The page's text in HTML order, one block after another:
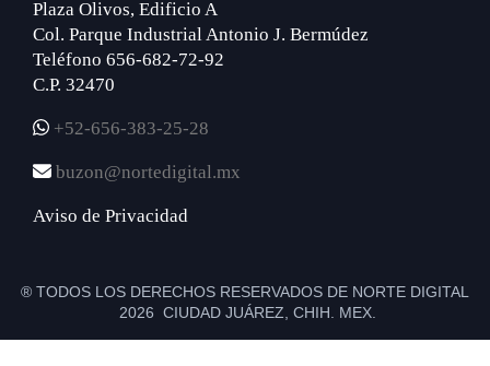
Plaza Olivos, Edificio A
Col. Parque Industrial Antonio J. Bermúdez
Teléfono 656-682-72-92
C.P. 32470
+52-656-383-25-28
buzon@nortedigital.mx
Aviso de Privacidad
® TODOS LOS DERECHOS RESERVADOS DE NORTE DIGITAL
2026 CIUDAD JUÁREZ, CHIH. MEX.